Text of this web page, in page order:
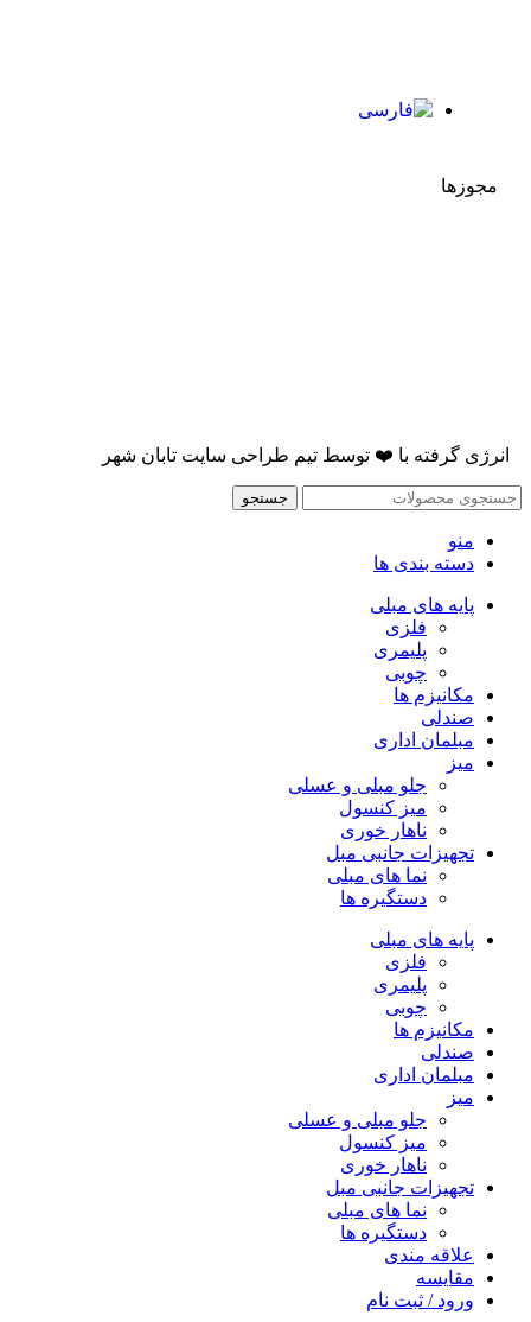
مجوزها
انرژی گرفته با ❤️ توسط تیم طراحی سایت تابان شهر
جستجو
منو
دسته بندی ها
پایه های مبلی
فلزی
پلیمری
چوبی
مکانیزم ها
صندلی
مبلمان اداری
میز
جلو مبلی و عسلی
میز کنسول
ناهار خوری
تجهیزات جانبی مبل
نما های مبلی
دستگیره ها
پایه های مبلی
فلزی
پلیمری
چوبی
مکانیزم ها
صندلی
مبلمان اداری
میز
جلو مبلی و عسلی
میز کنسول
ناهار خوری
تجهیزات جانبی مبل
نما های مبلی
دستگیره ها
علاقه مندی
مقایسه
ورود / ثبت نام